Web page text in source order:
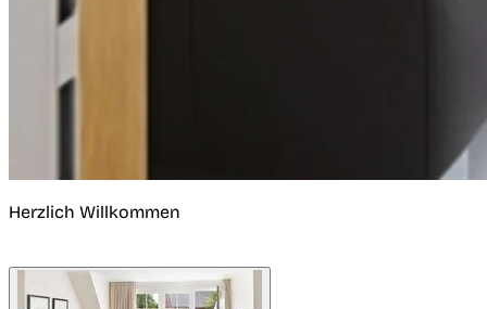
Herzlich Willkommen